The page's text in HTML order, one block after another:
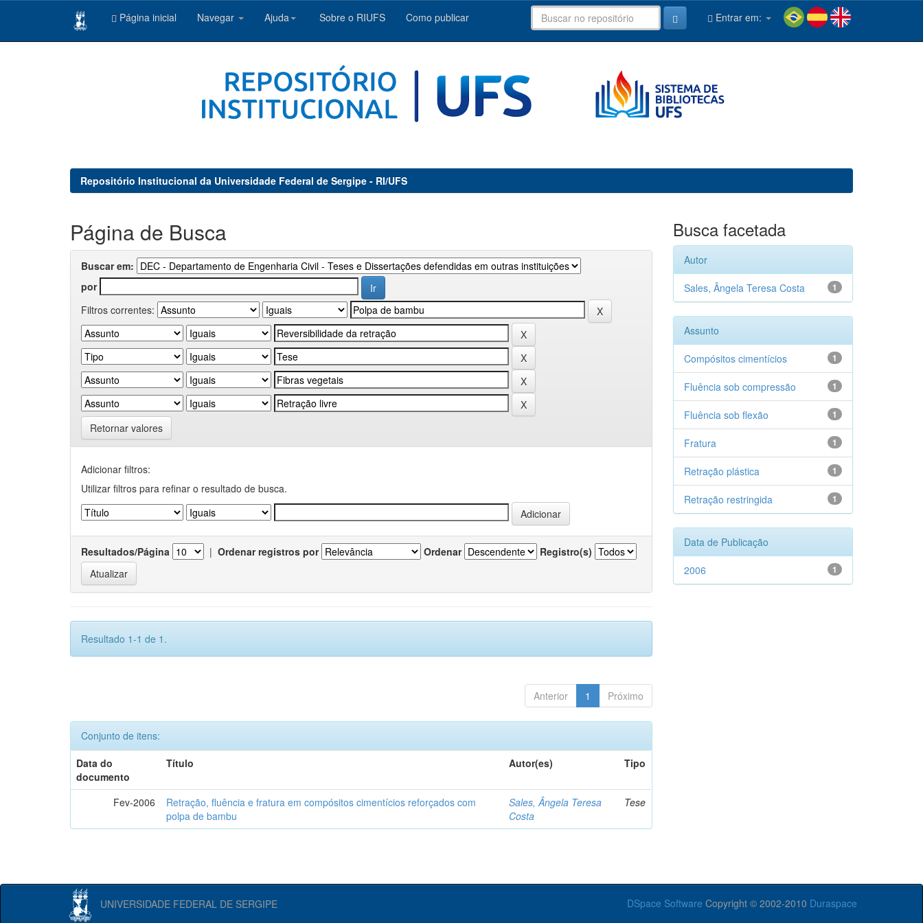
Página inicial Navegar Ajuda Sobre o RIUFS Como publicar Entrar em:
Repositório Institucional da Universidade Federal de Sergipe - RI/UFS
Página de Busca
Buscar em:
por
Filtros correntes:
Retornar valores
Adicionar filtros:
Utilizar filtros para refinar o resultado de busca.
Resultados/Página | Ordenar registros por Ordenar Registro(s)
Resultado 1-1 de 1.
Anterior 1 Próximo
Conjunto de itens:
Data do
documento
Título Autor(es) Tipo
Fev-2006
Retração, fluência e fratura em compósitos cimentícios reforçados com
polpa de bambu
Sales, Ângela Teresa
Costa
Tese
Busca facetada
Autor
1
Sales, Ângela Teresa Costa
Assunto
1
Compósitos cimentícios
1
Fluência sob compressão
1
Fluência sob flexão
1
Fratura
1
Retração plástica
1
Retração restringida
Data de Publicação
1
2006
UNIVERSIDADE FEDERAL DE SERGIPE DSpace Software Copyright © 2002-2010 Duraspace